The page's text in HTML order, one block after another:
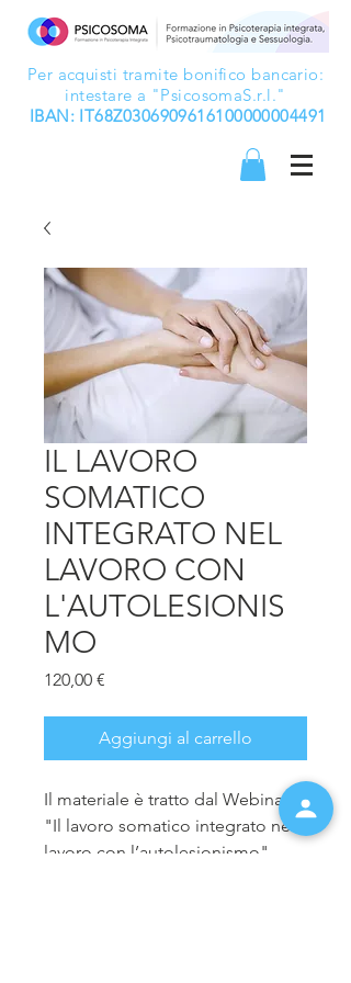
Per acquisti tramite bonifico bancario:
intestare a "PsicosomaS.r.l."
IBAN: IT68Z0306909616100000004491
IL LAVORO
SOMATICO
INTEGRATO NEL
LAVORO CON
L'AUTOLESIONIS
MO
120,00 €
Aggiungi al carrello
Il materiale è tratto dal Webinar
"Il lavoro somatico integrato nel
lavoro con l’autolesionismo",